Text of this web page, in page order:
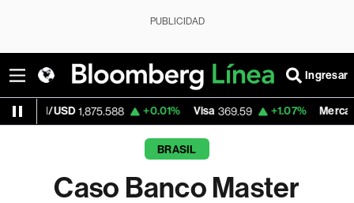
PUBLICIDAD
Ingresar
+0.01% Visa 369.59 +1.07% MercadoLibre
BRASIL
Caso Banco Master